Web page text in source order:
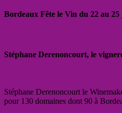
Bordeaux Fête le Vin du 22 au
Stéphane Derenoncourt, le
Stéphane Derenoncourt le
pour 130 domaines dont 90 à